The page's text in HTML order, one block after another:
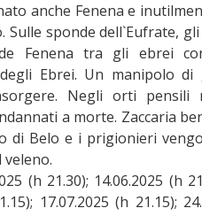
anche Fenena e
sponde dell`Eufrate,
Fenena tra gli ebrei
Ebrei. Un manipolo
Negli orti pensili
a morte. Zaccaria
di Belo e i prigionieri
veleno.
(h 21.30); 14.06.2025 (h
17.07.2025 (h 21.15);